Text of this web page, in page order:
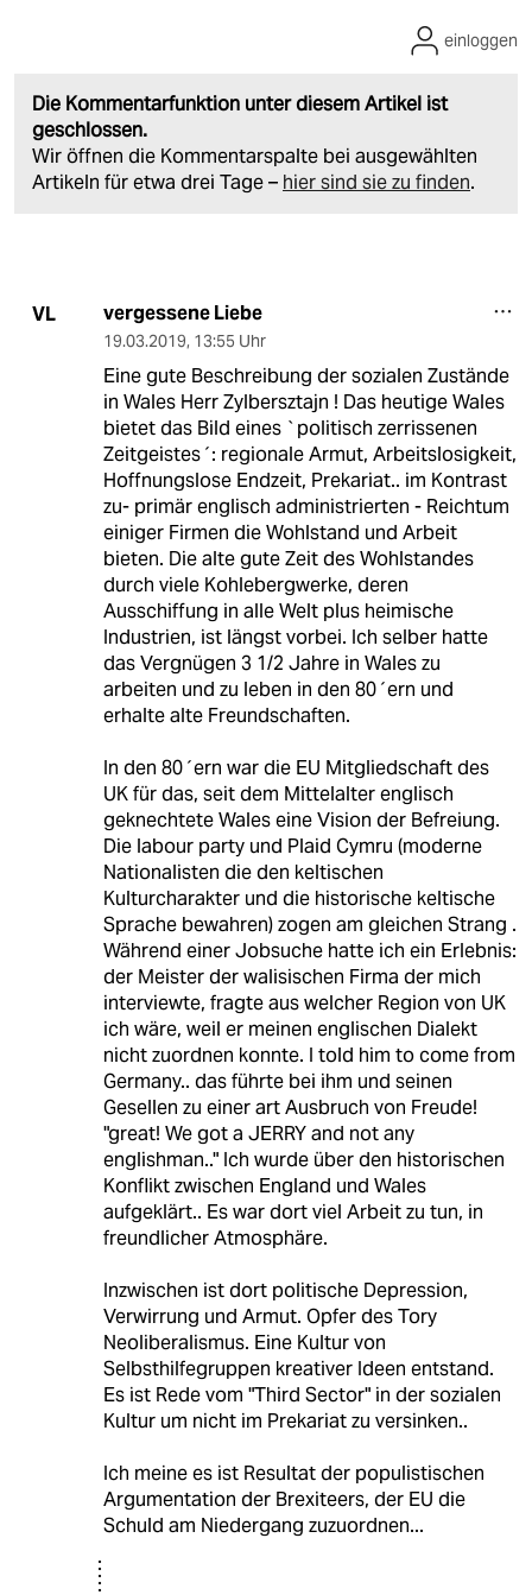
Die Kommentarfunktion unter diesem Artikel ist
geschlossen.
Wir öffnen die Kommentarspalte bei ausgewählten
Artikeln für etwa drei Tage – hier sind sie zu finden.
einloggen
VL vergessene Liebe
19.03.2019, 13:55 Uhr
Eine gute Beschreibung der sozialen Zustände
in Wales Herr Zylbersztajn ! Das heutige Wales
bietet das Bild eines `politisch zerrissenen
Zeitgeistes´: regionale Armut, Arbeitslosigkeit,
Hoffnungslose Endzeit, Prekariat.. im Kontrast
zu- primär englisch administrierten - Reichtum
einiger Firmen die Wohlstand und Arbeit
bieten. Die alte gute Zeit des Wohlstandes
durch viele Kohlebergwerke, deren
Ausschiffung in alle Welt plus heimische
Industrien, ist längst vorbei. Ich selber hatte
das Vergnügen 3 1/2 Jahre in Wales zu
arbeiten und zu leben in den 80´ern und
erhalte alte Freundschaften.
In den 80´ern war die EU Mitgliedschaft des
UK für das, seit dem Mittelalter englisch
geknechtete Wales eine Vision der Befreiung.
Die labour party und Plaid Cymru (moderne
Nationalisten die den keltischen
Kulturcharakter und die historische keltische
Sprache bewahren) zogen am gleichen Strang .
Während einer Jobsuche hatte ich ein Erlebnis:
der Meister der walisischen Firma der mich
interviewte, fragte aus welcher Region von UK
ich wäre, weil er meinen englischen Dialekt
nicht zuordnen konnte. I told him to come from
Germany.. das führte bei ihm und seinen
Gesellen zu einer art Ausbruch von Freude!
"great! We got a JERRY and not any
englishman.." Ich wurde über den historischen
Konflikt zwischen England und Wales
aufgeklärt.. Es war dort viel Arbeit zu tun, in
freundlicher Atmosphäre.
Inzwischen ist dort politische Depression,
Verwirrung und Armut. Opfer des Tory
Neoliberalismus. Eine Kultur von
Selbsthilfegruppen kreativer Ideen entstand.
Es ist Rede vom "Third Sector" in der sozialen
Kultur um nicht im Prekariat zu versinken..
Ich meine es ist Resultat der populistischen
Argumentation der Brexiteers, der EU die
Schuld am Niedergang zuzuordnen...